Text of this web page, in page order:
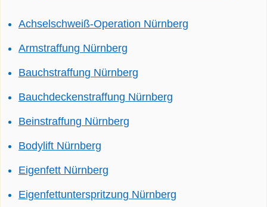
Achselschweiß-Operation Nürnberg
Armstraffung Nürnberg
Bauchstraffung Nürnberg
Bauchdeckenstraffung Nürnberg
Beinstraffung Nürnberg
Bodylift Nürnberg
Eigenfett Nürnberg
Eigenfettunterspritzung Nürnberg